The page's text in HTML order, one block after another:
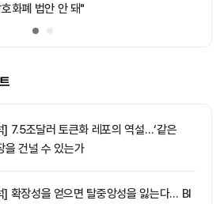
화폐 법안 안 돼"
] 7.5조달러 토큰화 레포의 역설…‘같은
을 건널 수 있는가
] 확장성을 얻으면 탈중앙성을 잃는다… BI